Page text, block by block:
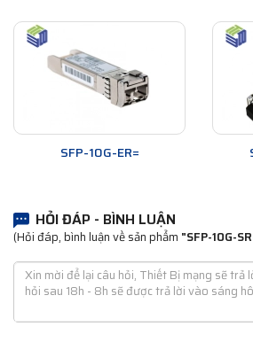
SFP-10G-ER=
HỎI ĐÁP - BÌNH LUẬN
(Hỏi đáp, bình luận về sản phẩm "SFP-10G-